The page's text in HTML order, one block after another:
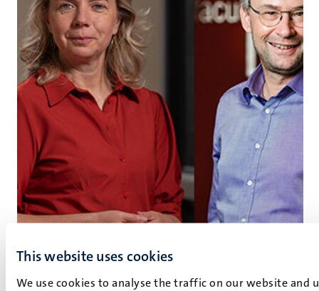
This website uses cookies
We use cookies to analyse the traffic on our website and